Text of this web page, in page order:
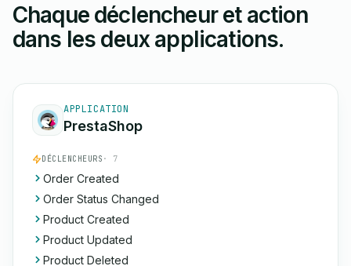
Chaque déclencheur et action
dans les deux applications.
APPLICATION
PrestaShop
DÉCLENCHEURS · 7
Order Created
Order Status Changed
Product Created
Product Updated
Product Deleted